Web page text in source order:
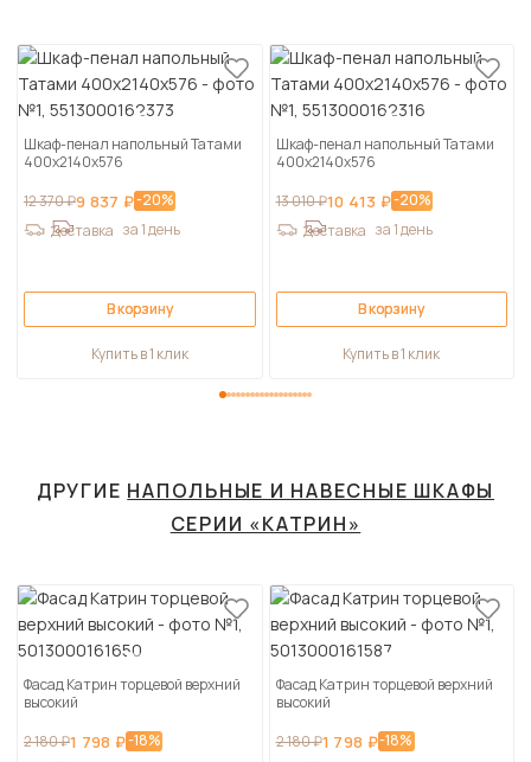
Шкаф-пенал напольный Татами
400х2140х576
12 370 ₽9 837 ₽-20%
Доставка за 1 день
В корзину
Купить в 1 клик
Шкаф-пенал напольный Татами
400х2140х576
13 010 ₽10 413 ₽-20%
Доставка за 1 день
В корзину
Купить в 1 клик
ДРУГИЕ НАПОЛЬНЫЕ И НАВЕСНЫЕ ШКАФЫ
СЕРИИ «КАТРИН»
Фасад Катрин торцевой верхний
высокий
2 180 ₽1 798 ₽-18%
Фасад Катрин торцевой верхний
высокий
2 180 ₽1 798 ₽-18%